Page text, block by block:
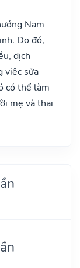
Nam
Do đó,
dịch
việc sửa
có thể làm
mẹ và thai